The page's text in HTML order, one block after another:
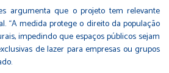
argumenta que o projeto tem relevante
“A medida protege o direito da população
impedindo que espaços públicos sejam
de lazer para empresas ou grupos